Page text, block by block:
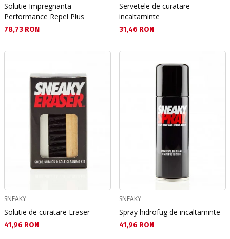
Solutie Impregnanta
Performance Repel Plus
Текуща цена:
78,73 RON
Servetele de curatare
incaltaminte
Текуща цена:
31,46 RON
SNEAKY
Solutie de curatare Eraser
Текуща цена:
41,96 RON
SNEAKY
Spray hidrofug de incaltaminte
Текуща цена:
41,96 RON